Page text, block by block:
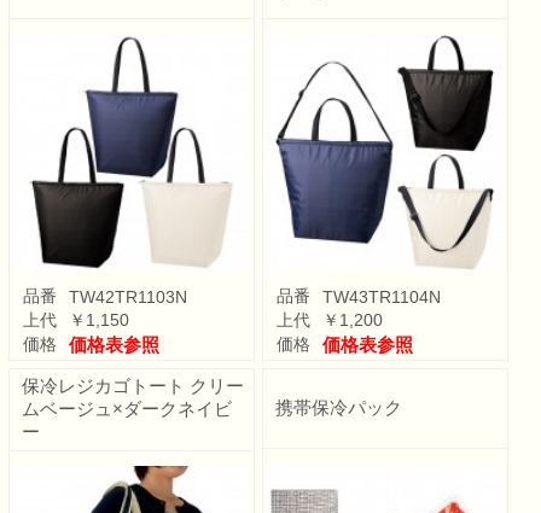
品番
TW42TR1103N
上代
￥1,150
価格
価格表参照
品番
TW43TR1104N
上代
￥1,200
価格
価格表参照
保冷レジカゴトート クリー
ムベージュ×ダークネイビ
ー
携帯保冷パック